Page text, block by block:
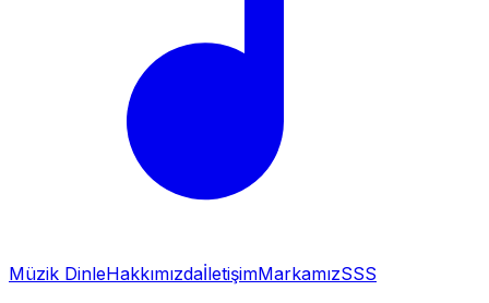
Müzik DinleHakkımızdaİletişimMarkamızSSS